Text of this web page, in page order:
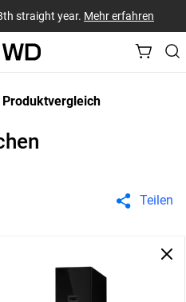
straight year. Mehr erfahren
Produktvergleich
Teilen